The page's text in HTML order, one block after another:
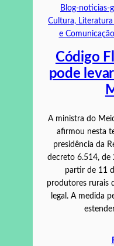
Blog-noticias-
Cultura,
e Comunicação
Código
pode
A ministra do
afirmou nesta
presidência da
decreto 6.514, de
partir de 11
produtores rurais
legal. A medida